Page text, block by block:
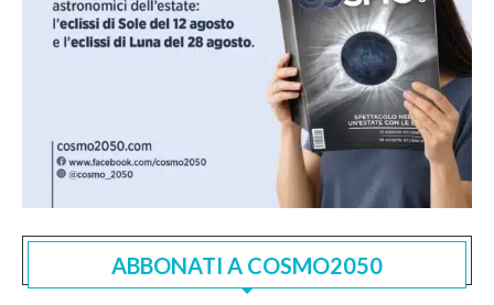
ABBONATI A COSMO2050